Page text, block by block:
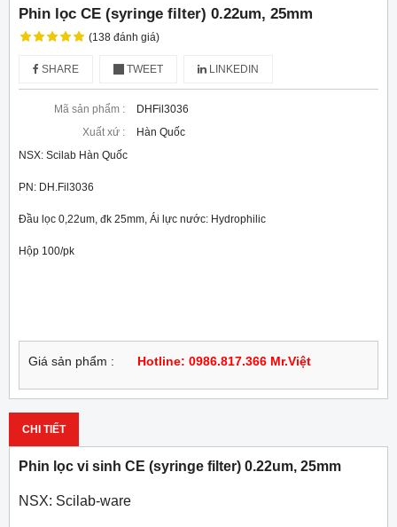
Phin lọc CE (syringe filter) 0.22um, 25mm
(138 đánh giá)
SHARE TWEET LINKEDIN
Mã sản phẩm :
DHFil3036
Xuất xứ :
Hàn Quốc
NSX: Scilab Hàn Quốc
PN: DH.Fil3036
Đầu lọc 0,22um, đk 25mm, Ái lực nước: Hydrophilic
Hộp 100/pk
Giá sản phẩm : Hotline: 0986.817.366 Mr.Việt
CHI TIẾT
Phin lọc vi sinh CE (syringe filter) 0.22um, 25mm
NSX: Scilab-ware